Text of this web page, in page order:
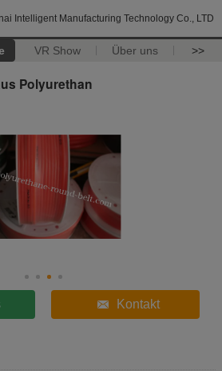
Intelligent Manufacturing Technology Co., LTD
VR Show Über uns >>
Polyurethan
Kontakt